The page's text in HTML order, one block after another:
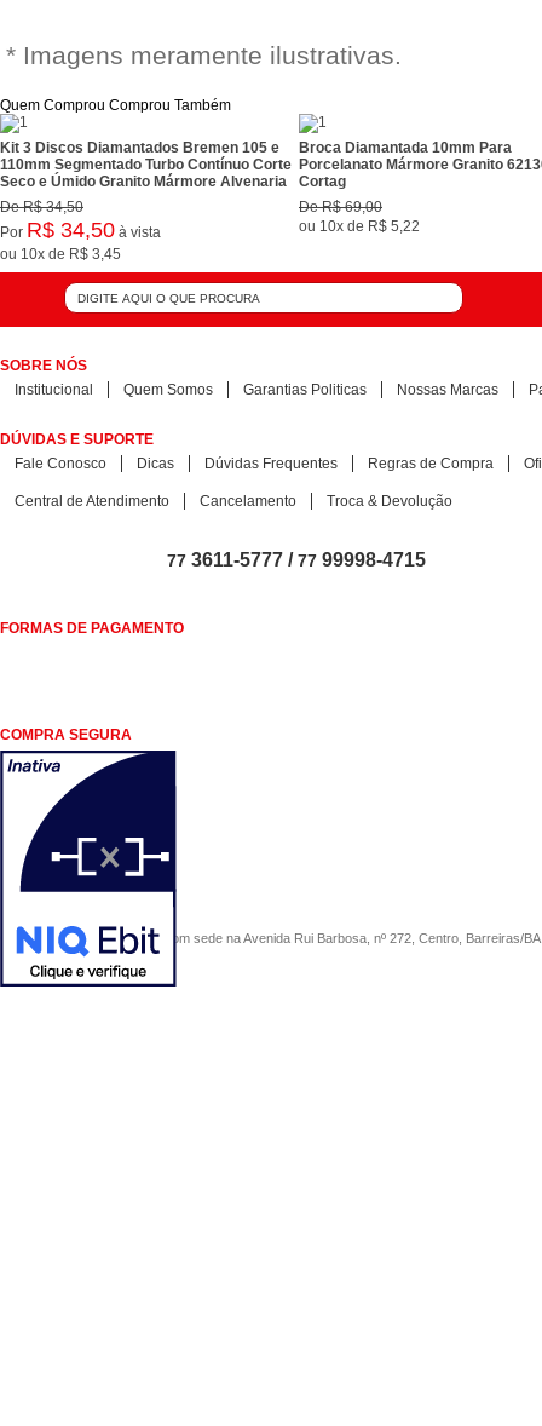
* Imagens meramente ilustrativas.
Quem Comprou Comprou Também
Kit 3 Discos Diamantados Bremen 105 e
110mm Segmentado Turbo Contínuo Corte
Seco e Úmido Granito Mármore Alvenaria
DeR$ 34,50
Por R$ 34,50 à vista
ou 10x de R$ 3,45
Broca Diamantada 10mm Para
Porcelanato Mármore Granito
Cortag
DeR$ 69,00
ou 10x de R$ 5,22
SOBRE NÓS
Institucional
Quem Somos Garantias Politicas Nossas Marcas
DÚVIDAS E SUPORTE
Fale Conosco
Dicas Dúvidas Frequentes Regras de Compra
Central de Atendimento Cancelamento Troca & Devolução
77 3611-5777 /77 99998-4715
FORMAS DE PAGAMENTO
COMPRA SEGURA
COMERCIAL SÃO PAULO, com sede na Avenida Rui Barbosa, nº 272, Centro, Barreiras/